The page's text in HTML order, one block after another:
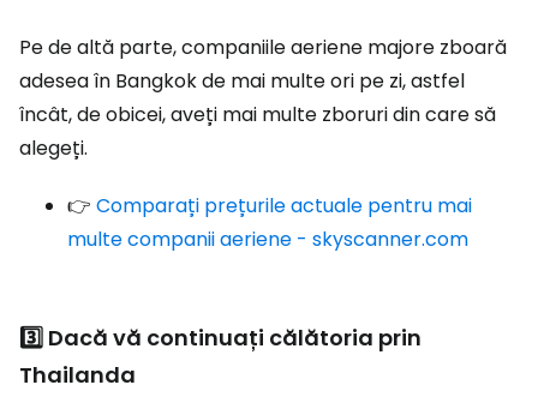
Pe de altă parte, companiile aeriene majore zboară
adesea în Bangkok de mai multe ori pe zi, astfel
încât, de obicei, aveți mai multe zboruri din care să
alegeți.
👉 Comparați prețurile actuale pentru mai
multe companii aeriene - skyscanner.com
3️⃣ Dacă vă continuați călătoria prin
Thailanda